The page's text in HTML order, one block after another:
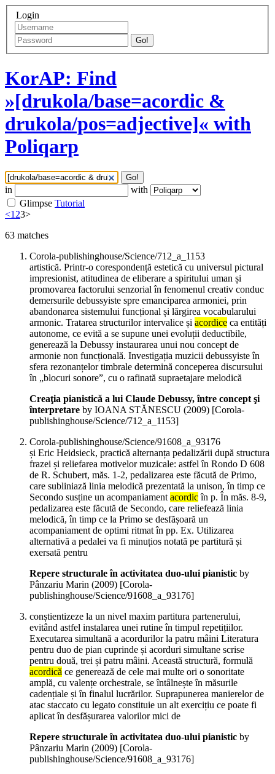
Login
Go!
KorAP: Find
»[drukola/base=acordic &
drukola/pos=adjective]« with
Poliqarp
Go!
in
with
Glimpse Tutorial
<123>
63 matches
Corola-publishinghouse/Science/712_a_1153
artistică. Printr-o corespondență estetică cu universul pictural
impresionist, atitudinea de eliberare a spiritului uman și
promovarea factorului senzorial în fenomenul creativ conduc
demersurile debussyiste spre emanciparea armoniei, prin
abandonarea sistemului funcțional și lărgirea vocabularului
armonic. Tratarea structurilor intervalice și acordice ca entități
autonome, ce evită a se supune unei evoluții deductibile,
generează la Debussy instaurarea unui nou concept de
armonie non funcțională. Investigația muzicii debussyiste în
sfera rezonanțelor timbrale determină conceperea discursului
în „blocuri sonore”, cu o rafinată supraetajare melodică
Creaţia pianistică a lui Claude Debussy, între concept şi
înterpretare by IOANA STĂNESCU (2009) [Corola-
publishinghouse/Science/712_a_1153]
Corola-publishinghouse/Science/91608_a_93176
și Eric Heidsieck, practică alternanța pedalizării după structura
frazei și reliefarea motivelor muzicale: astfel în Rondo D 608
de R. Schubert, măs. 1-2, pedalizarea este făcută de Primo,
care subliniază linia melodică prezentată la unison, în timp ce
Secondo susține un acompaniamentacordicîn p. În măs. 8-9,
pedalizarea este făcută de Secondo, care reliefează linia
melodică, în timp ce la Primo se desfășoară un
acompaniament de optimi ritmat în pp. Ex. Utilizarea
alternativă a pedalei va fi minuțios notată pe partitură și
exersată pentru
Repere structurale în activitatea duo-ului pianistic by
Pânzariu Marin (2009) [Corola-
publishinghouse/Science/91608_a_93176]
conștientizeze la un nivel maxim partitura partenerului,
evitând astfel instalarea unei rutine în timpul repetițiilor.
Executarea simultană a acordurilor la patru mâini Literatura
pentru duo de pian cuprinde și acorduri simultane scrise
pentru două, trei și patru mâini. Această structură, formulă
acordică ce generează de cele mai multe ori o sonoritate
amplă, cu valențe orchestrale, se întâlnește în măsurile
cadențiale și în finalul lucrărilor. Suprapunerea manierelor de
atac staccato cu legato constituie un alt exercițiu ce poate fi
aplicat în desfășurarea valorilor mici de
Repere structurale în activitatea duo-ului pianistic by
Pânzariu Marin (2009) [Corola-
publishinghouse/Science/91608_a_93176]